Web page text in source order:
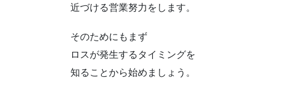
近づける営業努力をします。
そのためにもまず
ロスが発生するタイミングを
知ることから始めましょう。